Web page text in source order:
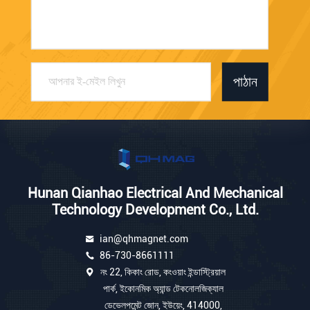
পাঠান
Hunan Qianhao Electrical And Mechanical
Technology Development Co., Ltd.
ian@qhmagnet.com
86-730-8661111
নং 22, কিকাং রোড, কংওয়াং ইন্ডাস্ট্রিয়াল
পার্ক, ইকোনমিক অ্যান্ড টেকনোলজিক্যাল
ডেভেলপমেন্ট জোন, ইউয়েং, 414000,